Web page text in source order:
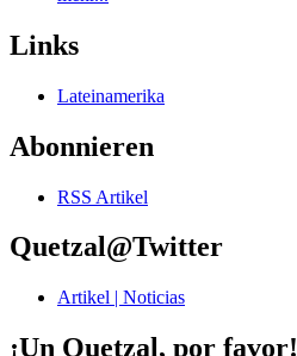
Links
Lateinamerika
Abonnieren
RSS Artikel
Quetzal@Twitter
Artikel | Noticias
¡Un Quetzal, por favor!